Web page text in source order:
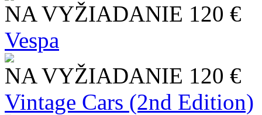
NA VYŽIADANIE 120 €
Vespa
NA VYŽIADANIE 120 €
Vintage Cars (2nd Edition)